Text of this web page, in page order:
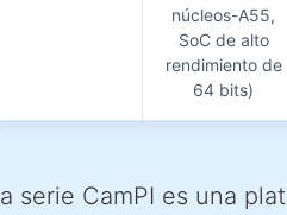
núcleos-A55,
SoC de alto
rendimiento de
64 bits)
serie CamPI es una